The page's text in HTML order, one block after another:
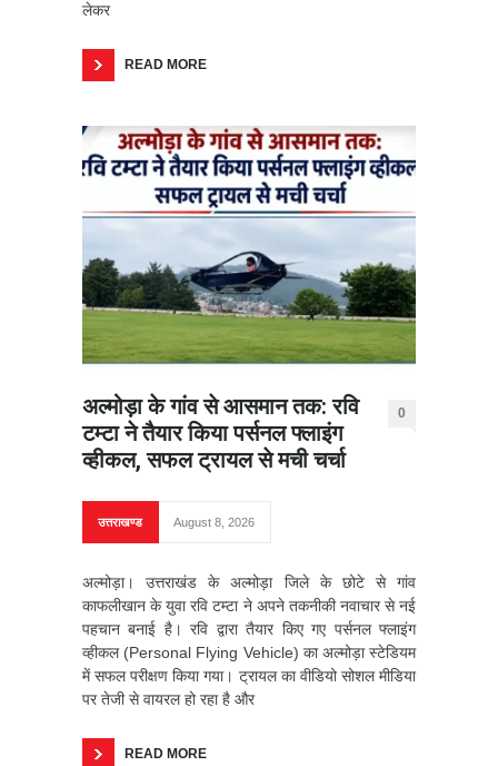
लेकर
READ MORE
अल्मोड़ा के गांव से आसमान तक: रवि
टम्टा ने तैयार किया पर्सनल फ्लाइंग
व्हीकल, सफल ट्रायल से मची चर्चा
0
उत्तराखण्ड August 8, 2026
अल्मोड़ा। उत्तराखंड के अल्मोड़ा जिले के छोटे से गांव
काफलीखान के युवा रवि टम्टा ने अपने तकनीकी नवाचार से नई
पहचान बनाई है। रवि द्वारा तैयार किए गए पर्सनल फ्लाइंग
व्हीकल (Personal Flying Vehicle) का अल्मोड़ा स्टेडियम
में सफल परीक्षण किया गया। ट्रायल का वीडियो सोशल मीडिया
पर तेजी से वायरल हो रहा है और
READ MORE